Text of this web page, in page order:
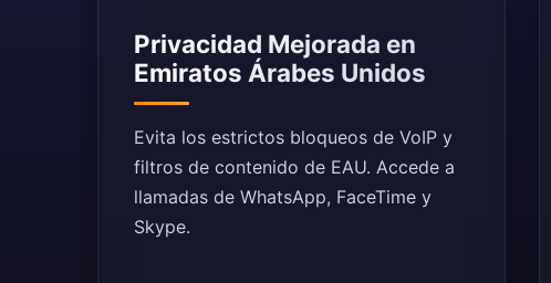
Privacidad Mejorada en
Emiratos Árabes Unidos
Evita los estrictos bloqueos de VoIP y
filtros de contenido de EAU. Accede a
llamadas de WhatsApp, FaceTime y
Skype.